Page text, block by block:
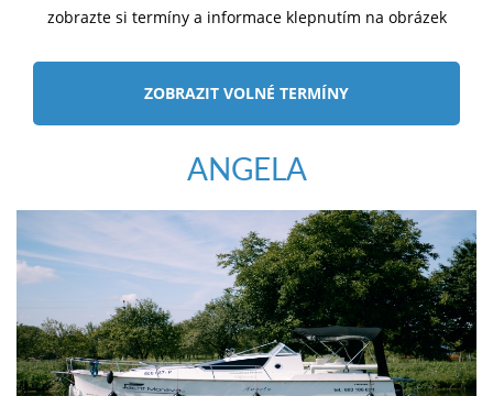
zobrazte si termíny a informace klepnutím na obrázek
ZOBRAZIT VOLNÉ TERMÍNY
ANGELA